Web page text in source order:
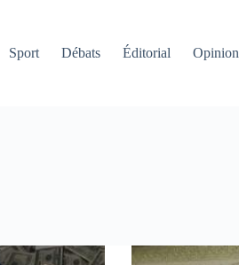
Sport Débats Éditorial Opinion